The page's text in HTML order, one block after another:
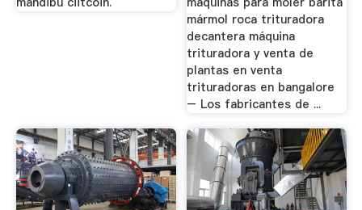
mármol roca trituradora
decantera máquina
trituradora y venta de
plantas en venta
trituradoras en bangalore
– Los fabricantes de ...